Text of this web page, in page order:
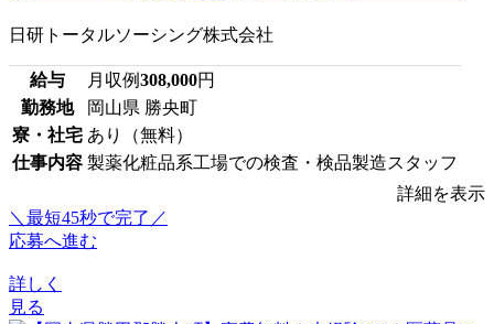
日研トータルソーシング株式会社
給与 月収例308,000円
勤務地
岡山県 勝央町
寮・社宅 あり（無料）
仕事内容 製薬化粧品系工場での検査・検品製造スタッフ
詳細を表示
＼最短45秒で完了／
応募へ進む
詳しく
見る